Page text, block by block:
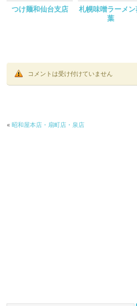
つけ麺和仙台支店
札幌味噌ラーメン
葉
コメントは受け付けていません
«昭和屋本店・扇町店・泉店